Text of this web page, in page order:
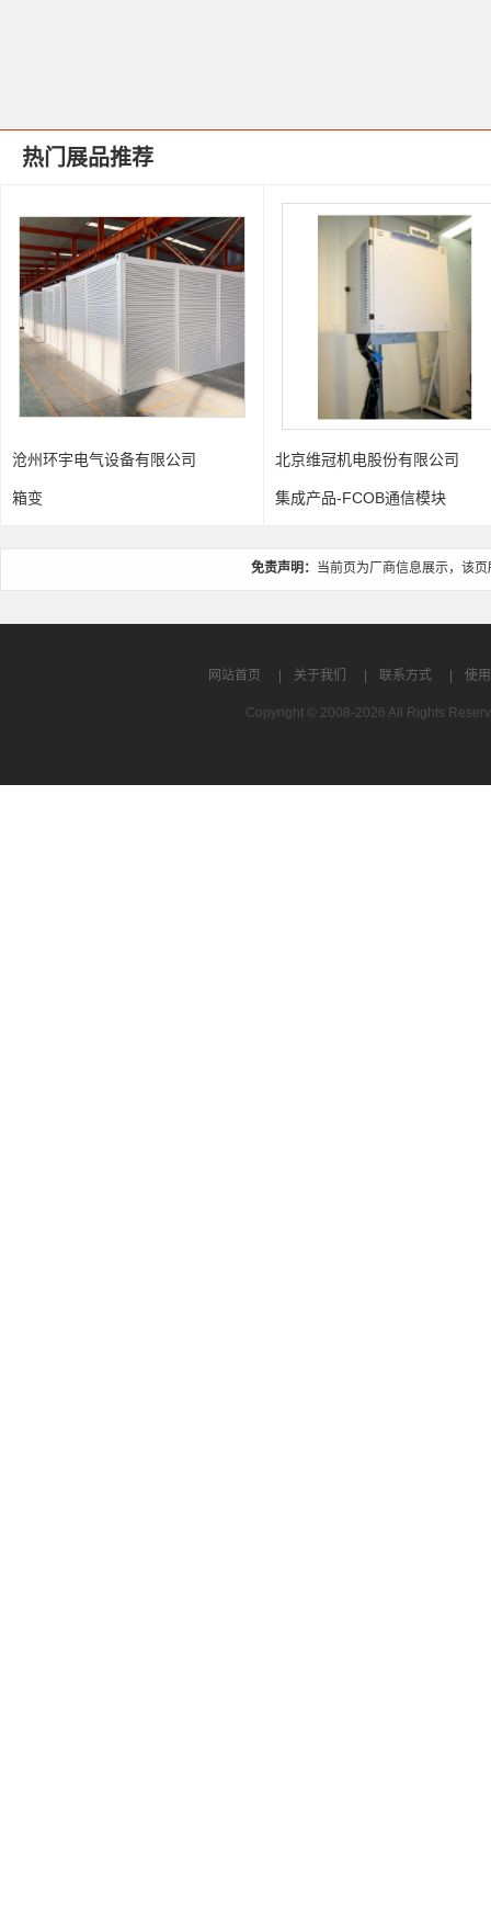
热门展品推荐
公司 北京维冠机电股份有限公司
集成产品-FCOB通信模块
山西华锐钣金制
九折型材控制柜
免责声明： 当前页为厂商信息展示，该
网站首页 关于我们 联系方式 使
Copyright © 2008-2026 All Rights